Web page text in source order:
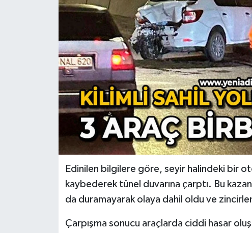
Edinilen bilgilere göre, seyir halindeki bir
kaybederek tünel duvarına çarptı. Bu
da duramayarak olaya dahil oldu ve
Çarpışma sonucu araçlarda ciddi hasar